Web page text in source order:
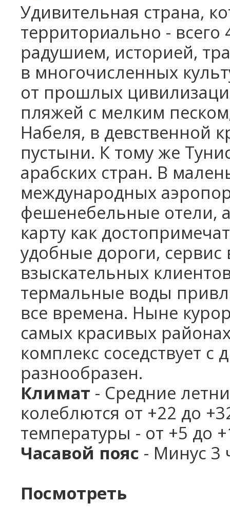
Удивительная страна,
территориально -
радушием, историей,
в многочисленных
от прошлых
пляжей с мелким
Набеля, в девственной
пустыни. К тому же
арабских стран. В
международных
фешенебельные отели,
карту как
удобные дороги, сервис
взыскательных
термальные воды
все времена. Ныне
самых красивых
комплекс соседствует
разнообразен.
Климат - Средние
колеблются от +22 до
температуры - от +5 до
Часавой пояс - Минус 3
Посмотреть